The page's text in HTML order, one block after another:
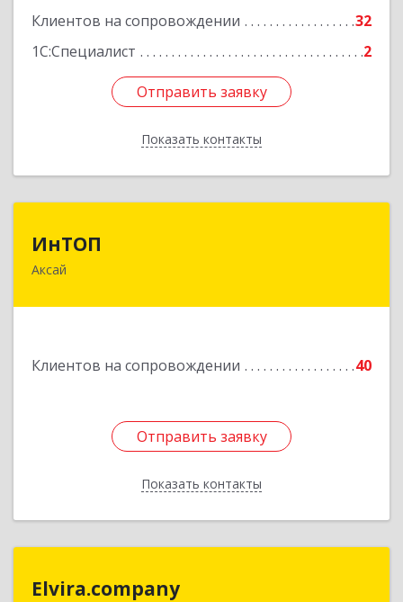
Клиентов на сопровождении
32
1С:Специалист
2
Отправить заявку
Показать контакты
Отправить заявку
Назад
ИнТОП
Аксай
Клиентов на сопровождении 40
Отправить заявку
Показать контакты
344000, Ростов-на-Дону г, Буденновский пр-кт,
Отправить заявку
Назад
Elvira.company